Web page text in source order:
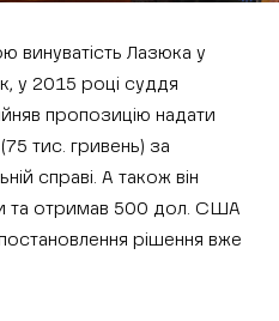
винуватість Лазюка у
у 2015 році суддя
пропозицію надати
тис. гривень) за
справі. А також він
та отримав 500 дол. США
рішення вже